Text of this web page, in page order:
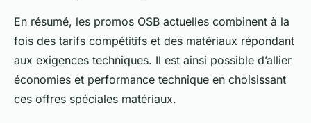
En résumé, les promos OSB actuelles combinent à la
fois des tarifs compétitifs et des matériaux répondant
aux exigences techniques. Il est ainsi possible d’allier
économies et performance technique en choisissant
ces offres spéciales matériaux.